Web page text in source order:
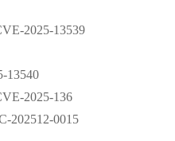
2025-13539
13540
2025-136
202512-0015